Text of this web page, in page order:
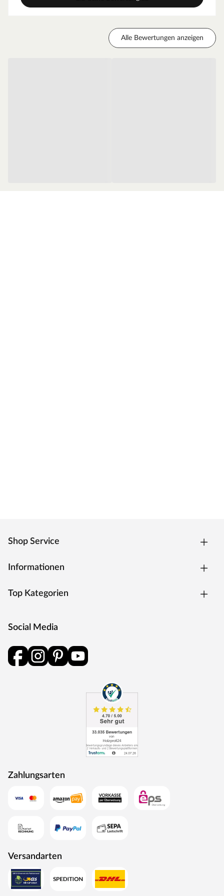
problemloser Aufbau des Bausatzes wird Ihnen durch eine
Alle Bewertungen anzeigen
Shop Service
Informationen
Top Kategorien
Social Media
Zahlungsarten
Versandarten